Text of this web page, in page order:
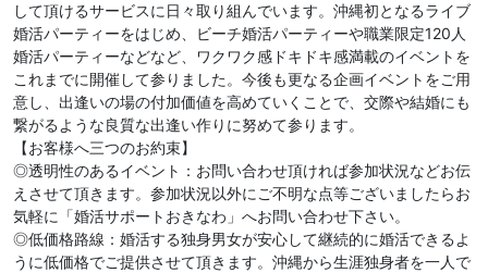
して頂けるサービスに日々取り組んでいます。沖縄初となるライブ
婚活パーティーをはじめ、ビーチ婚活パーティーや職業限定120人
婚活パーティーなどなど、ワクワク感ドキドキ感満載のイベントを
これまでに開催して参りました。今後も更なる企画イベントをご用
意し、出逢いの場の付加価値を高めていくことで、交際や結婚にも
繋がるような良質な出逢い作りに努めて参ります。
【お客様へ三つのお約束】
◎透明性のあるイベント：お問い合わせ頂ければ参加状況などお伝
えさせて頂きます。参加状況以外にご不明な点等ございましたらお
気軽に「婚活サポートおきなわ」へお問い合わせ下さい。
◎低価格路線：婚活する独身男女が安心して継続的に婚活できるよ
うに低価格でご提供させて頂きます。沖縄から生涯独身者を一人で